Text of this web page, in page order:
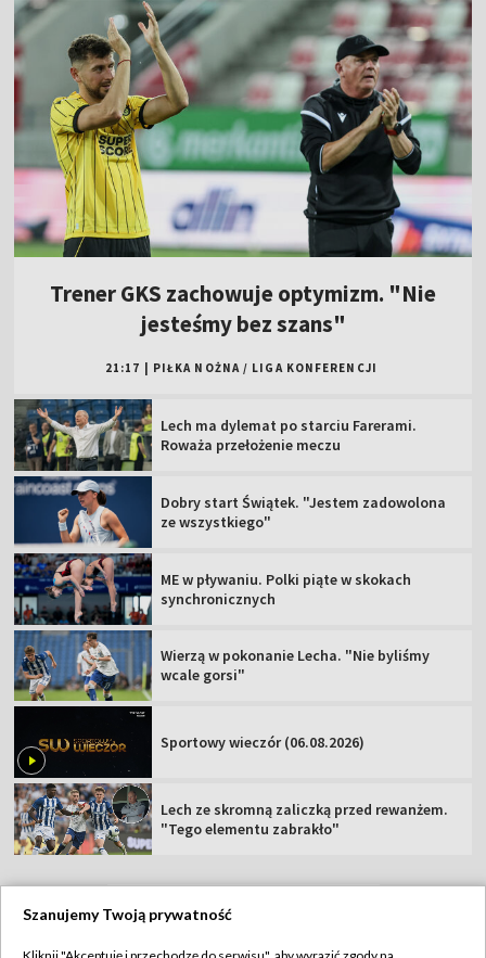
Trener GKS zachowuje optymizm. "Nie
jesteśmy bez szans"
21:17 PIŁKA NOŻNA / LIGA KONFERENCJI
Lech ma dylemat po starciu Farerami.
Roważa przełożenie meczu
Dobry start Świątek. "Jestem zadowolona
ze wszystkiego"
ME w pływaniu. Polki piąte w skokach
synchronicznych
Wierzą w pokonanie Lecha. "Nie byliśmy
wcale gorsi"
Sportowy wieczór (06.08.2026)
Lech ze skromną zaliczką przed rewanżem.
"Tego elementu zabrakło"
Szanujemy Twoją prywatność